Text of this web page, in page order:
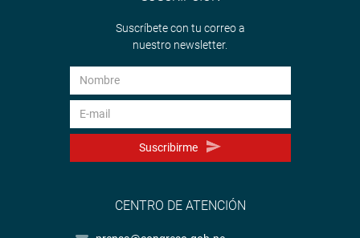
Suscríbete con tu correo a
nuestro newsletter.
Suscribirme
CENTRO DE ATENCIÓN